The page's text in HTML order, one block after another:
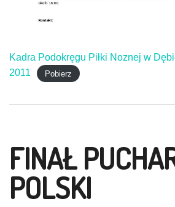
Kadra Podokręgu Piłki Noznej w
2011
Pobierz
FINAŁ
POLSKI